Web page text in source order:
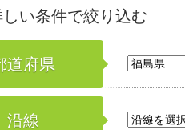
しい条件で絞り込む
道府県
沿線